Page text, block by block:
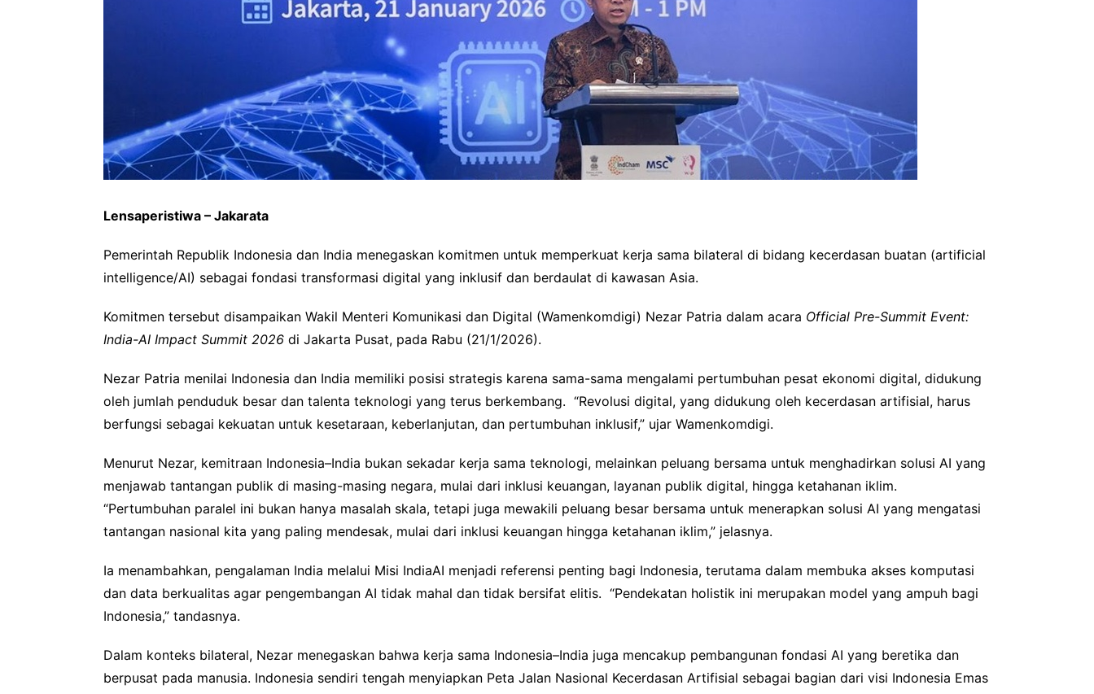
Lensaperistiwa – Jakarata
Pemerintah Republik Indonesia dan India menegaskan komitmen untuk memperkuat kerja sama bilateral di bidang kecerdasan buatan (artificial
intelligence/AI) sebagai fondasi transformasi digital yang inklusif dan berdaulat di kawasan Asia.
Komitmen tersebut disampaikan Wakil Menteri Komunikasi dan Digital (Wamenkomdigi) Nezar Patria dalam acara Official Pre-Summit Event:
India-AI Impact Summit 2026 di Jakarta Pusat, pada Rabu (21/1/2026).
Nezar Patria menilai Indonesia dan India memiliki posisi strategis karena sama-sama mengalami pertumbuhan pesat ekonomi digital, didukung
oleh jumlah penduduk besar dan talenta teknologi yang terus berkembang. “Revolusi digital, yang didukung oleh kecerdasan artifisial, harus
berfungsi sebagai kekuatan untuk kesetaraan, keberlanjutan, dan pertumbuhan inklusif,” ujar Wamenkomdigi.
Menurut Nezar, kemitraan Indonesia–India bukan sekadar kerja sama teknologi, melainkan peluang bersama untuk menghadirkan solusi AI yang
menjawab tantangan publik di masing-masing negara, mulai dari inklusi keuangan, layanan publik digital, hingga ketahanan iklim.
“Pertumbuhan paralel ini bukan hanya masalah skala, tetapi juga mewakili peluang besar bersama untuk menerapkan solusi AI yang mengatasi
tantangan nasional kita yang paling mendesak, mulai dari inklusi keuangan hingga ketahanan iklim,” jelasnya.
Ia menambahkan, pengalaman India melalui Misi IndiaAI menjadi referensi penting bagi Indonesia, terutama dalam membuka akses komputasi
dan data berkualitas agar pengembangan AI tidak mahal dan tidak bersifat elitis. “Pendekatan holistik ini merupakan model yang ampuh bagi
Indonesia,” tandasnya.
Dalam konteks bilateral, Nezar menegaskan bahwa kerja sama Indonesia–India juga mencakup pembangunan fondasi AI yang beretika dan
berpusat pada manusia. Indonesia sendiri tengah menyiapkan Peta Jalan Nasional Kecerdasan Artifisial sebagai bagian dari visi Indonesia Emas